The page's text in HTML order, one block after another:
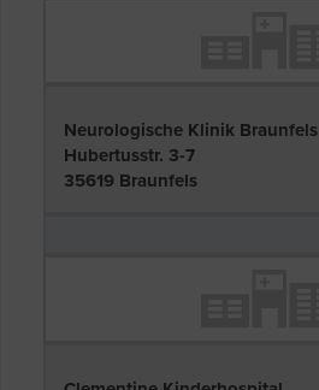
Neurologische Klinik Braunfels
Hubertusstr. 3-7
35619 Braunfels